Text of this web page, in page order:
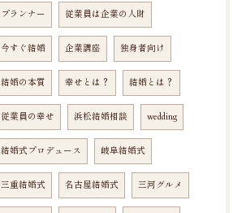
プランナー 従業員は企業の人財
今すぐ結婚 企業講座 独身者向け
結婚の本質 幸せとは？ 結婚とは？
従業員の幸せ 浜松結婚相談 wedding
結婚式プロデュース 岐阜結婚式
三重結婚式 名古屋結婚式 三河グルメ